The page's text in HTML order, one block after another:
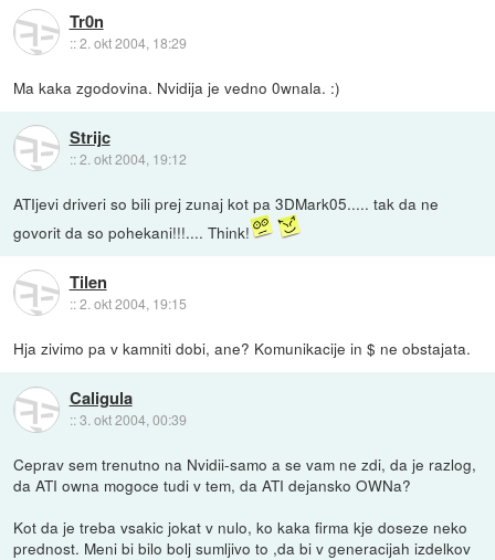
Tr0n
::2. okt 2004, 18:29
Ma kaka zgodovina. Nvidija je vedno 0wnala. :)
Strijc
::2. okt 2004, 19:12
ATIjevi driveri so bili prej zunaj kot pa 3DMark05..... tak da ne
govorit da so pohekani!!!.... Think!
Tilen
::2. okt 2004, 19:15
Hja zivimo pa v kamniti dobi, ane? Komunikacije in $ ne obstajata.
Caligula
::3. okt 2004, 00:39
Ceprav sem trenutno na Nvidii-samo a se vam ne zdi, da je razlog,
da ATI owna mogoce tudi v tem, da ATI dejansko OWNa?
Kot da je treba vsakic jokat v nulo, ko kaka firma kje doseze neko
prednost. Meni bi bilo bolj sumljivo to ,da bi v generacijah izdelkov